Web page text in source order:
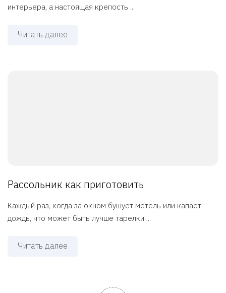
интерьера, а настоящая крепость ...
Читать далее
Рассольник как приготовить
Каждый раз, когда за окном бушует метель или капает
дождь, что может быть лучше тарелки ...
Читать далее